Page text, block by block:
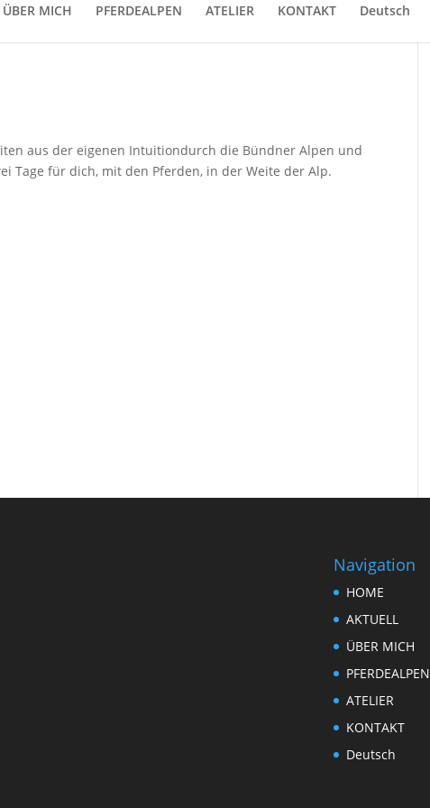
ÜBER MICH PFERDEALPEN ATELIER KONTAKT Deutsch
aus der eigenen Intuitiondurch die Bündner Alpen und
Tage für dich, mit den Pferden, in der Weite der Alp.
Navigation
HOME
AKTUELL
ÜBER MICH
PFERDEALPEN
ATELIER
KONTAKT
Deutsch